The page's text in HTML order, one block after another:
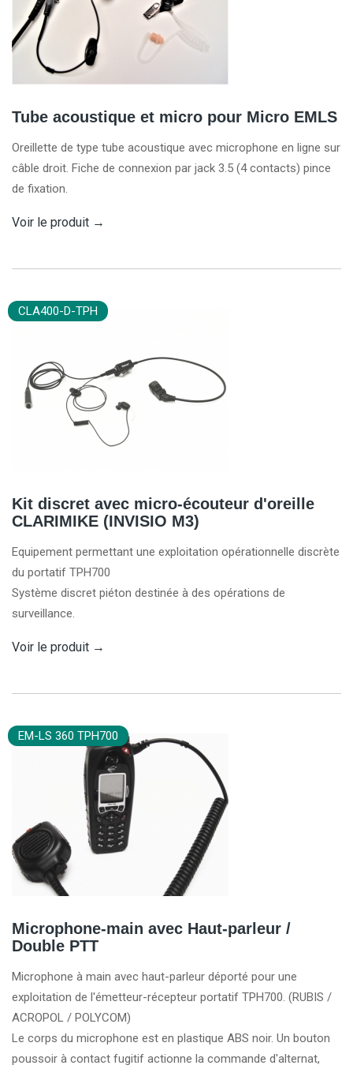
Tube acoustique et micro pour Micro EMLS
Oreillette de type tube acoustique avec microphone en ligne sur
câble droit. Fiche de connexion par jack 3.5 (4 contacts) pince
de fixation.
Voir le produit →
CLA400-D-TPH
Kit discret avec micro-écouteur d'oreille
CLARIMIKE (INVISIO M3)
Equipement permettant une exploitation opérationnelle discrète
du portatif TPH700
Système discret piéton destinée à des opérations de
surveillance.
Voir le produit →
EM-LS 360 TPH700
Microphone-main avec Haut-parleur /
Double PTT
Microphone à main avec haut-parleur déporté pour une
exploitation de l'émetteur-récepteur portatif TPH700. (RUBIS /
ACROPOL / POLYCOM)
Le corps du microphone est en plastique ABS noir. Un bouton
poussoir à contact fugitif actionne la commande d'alternat,